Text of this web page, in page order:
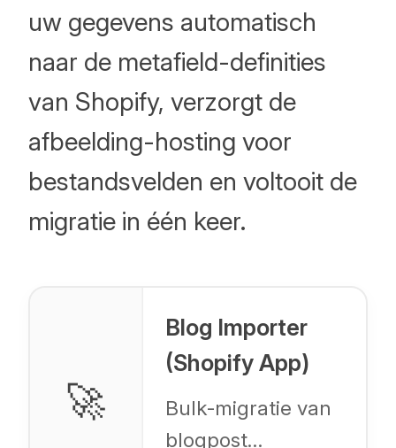
uw gegevens automatisch
naar de metafield-definities
van Shopify, verzorgt de
afbeelding-hosting voor
bestandsvelden en voltooit de
migratie in één keer.
🚀
Blog Importer
(Shopify App)
Bulk-migratie van
blogpost